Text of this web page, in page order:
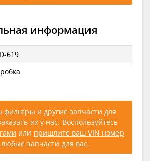
информация
619
и другие запчасти для
их у нас. Воспользуйтесь
или пришлите ваш VIN номер
запчасти для вас.